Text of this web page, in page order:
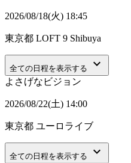
2026/08/18(火) 18:45
東京都 LOFT 9 Shibuya
全ての日程を表示する keyboard_arrow_down
よさげなビジョン
2026/08/22(土) 14:00
東京都 ユーロライブ
全ての日程を表示する keyboard_arrow_down